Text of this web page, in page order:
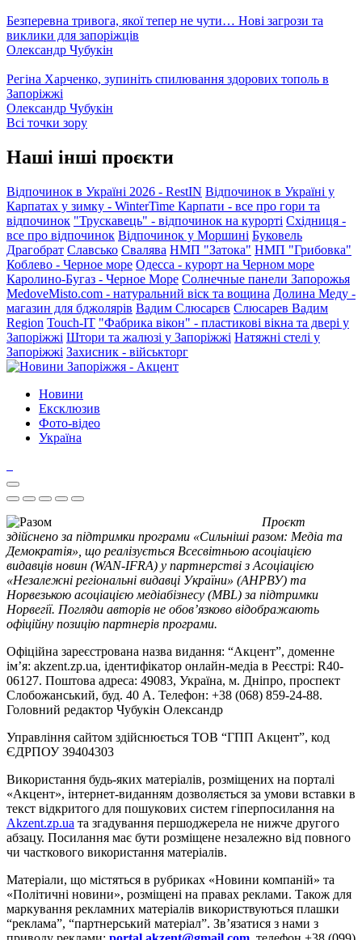
Безперевна тривога, якої тепер не чути… Нові загрози та
виклики для запоріжців
Олександр Чубукін
Регіна Харченко, зупиніть спилювання здорових тополь в
Запоріжжі
Олександр Чубукін
Всі точки зору
Наші інші проєкти
Відпочинок в Україні 2026 - RestIN Відпочинок в Україні у
Карпатах у зимку - WinterTime Карпати - все про гори та
відпочинок "Трускавець" - відпочинок на курорті Східниця -
все про відпочинок Відпочинок у Моршині Буковель
Драгобрат Славсько Свалява НМП "Затока" НМП "Грибовка"
Коблево - Черное море Одесса - курорт на Черном море
Каролино-Бугаз - Черное Море Солнечные панели Запорожья
MedoveMisto.com - натуральний віск та вощина Долина Меду -
магазин для бджолярів Вадим Слюсарєв Слюсарев Вадим
Region Touch-IT "Фабрика вікон" - пластикові вікна та двері у
Запоріжжі Штори та жалюзі у Запоріжжі Натяжні стелі у
Запоріжжі Захисник - військторг
Новини
Ексклюзив
Фото-відео
Україна
Проєкт
здійснено за підтримки програми «Сильніші разом: Медіа та
Демократія», що реалізується Всесвітньою асоціацією
видавців новин (WAN-IFRA) у партнерстві з Асоціацією
«Незалежні регіональні видавці України» (АНРВУ) та
Норвезькою асоціацією медіабізнесу (MBL) за підтримки
Норвегії. Погляди авторів не обов’язково відображають
офіційну позицію партнерів програми.
Офіційна зареєстрована назва видання: “Акцент”, доменне
ім’я: akzent.zp.ua, ідентифікатор онлайн-медіа в Реєстрі: R40-
06127. Поштова адреса: 49083, Україна, м. Дніпро, проспект
Слобожанський, буд. 40 А. Телефон: +38 (068) 859-24-88.
Головний редактор Чубукін Олександр
Управління сайтом здійснюється ТОВ “ГПП Акцент”, код
ЄДРПОУ 39404303
Використання будь-яких матеріалів, розміщених на порталі
«Акцент», інтернет-виданням дозволяється за умови вставки в
текст відкритого для пошукових систем гіперпосилання на
Akzent.zp.ua та згадування першоджерела не нижче другого
абзацу. Посилання має бути розміщене незалежно від повного
чи часткового використання матеріалів.
Матеріали, що містяться в рубриках «Новини компаній» та
«Політичні новини», розміщені на правах реклами. Також для
маркування рекламних матеріалів використвуються плашки
“реклама”, “партнерський матеріал”. Зв’язатися з нами з